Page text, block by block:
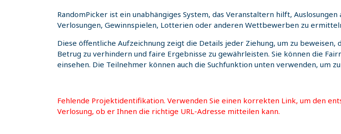
RandomPicker ist ein unabhängiges System, das Veranstaltern hilft,
Verlosungen, Gewinnspielen, Lotterien oder anderen Wettbewerben zu
Diese öffentliche Aufzeichnung zeigt die Details jeder Ziehung, um zu
Betrug zu verhindern und faire Ergebnisse zu gewährleisten. Sie können die
einsehen. Die Teilnehmer können auch die Suchfunktion unten verwenden, um
Fehlende Projektidentifikation. Verwenden Sie einen korrekten Link, um den
Verlosung, ob er Ihnen die richtige URL-Adresse mitteilen kann.